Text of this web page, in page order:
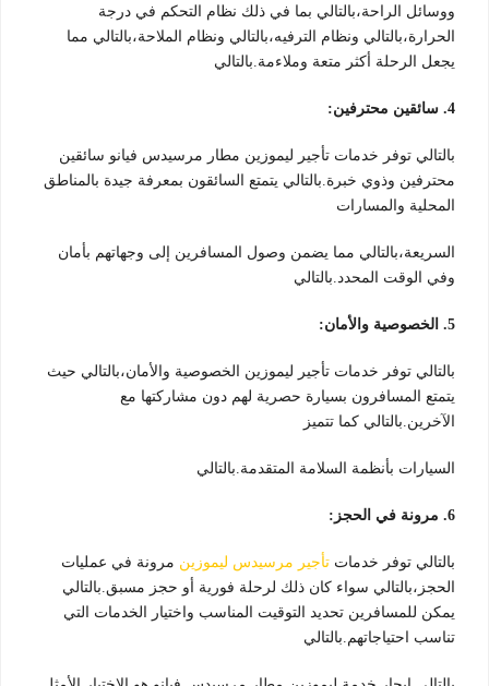
ووسائل الراحة،بالتالي بما في ذلك نظام التحكم في درجة
الحرارة،بالتالي ونظام الترفيه،بالتالي ونظام الملاحة،بالتالي مما
يجعل الرحلة أكثر متعة وملاءمة.بالتالي
4. سائقين محترفين:
بالتالي توفر خدمات تأجير ليموزين مطار مرسيدس فيانو سائقين
محترفين وذوي خبرة.بالتالي يتمتع السائقون بمعرفة جيدة بالمناطق
المحلية والمسارات
السريعة،بالتالي مما يضمن وصول المسافرين إلى وجهاتهم بأمان
وفي الوقت المحدد.بالتالي
5. الخصوصية والأمان:
بالتالي توفر خدمات تأجير ليموزين الخصوصية والأمان،بالتالي حيث
يتمتع المسافرون بسيارة حصرية لهم دون مشاركتها مع
الآخرين.بالتالي كما تتميز
السيارات بأنظمة السلامة المتقدمة.بالتالي
6. مرونة في الحجز:
بالتالي توفر خدمات تأجير مرسيدس ليموزين مرونة في عمليات
الحجز،بالتالي سواء كان ذلك لرحلة فورية أو حجز مسبق.بالتالي
يمكن للمسافرين تحديد التوقيت المناسب واختيار الخدمات التي
تناسب احتياجاتهم.بالتالي